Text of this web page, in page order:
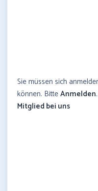
Sie müssen sich
können. BitteAnmelden
Mitglied bei uns